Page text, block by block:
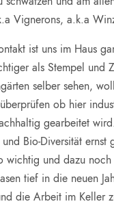
Vignerons, a.k.a
ist uns im Haus
als Stempel und
selber sehen,
ob hier
gearbeitet
Bio-Diversität ernst
wichtig und dazu noch
tief in die neuen
die Arbeit im Keller